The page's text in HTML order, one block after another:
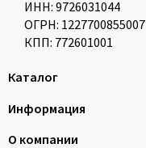
ИНН: 9726031044
ОГРН: 1227700855007
КПП: 772601001
Каталог
Информация
О компании